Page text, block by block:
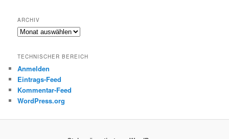
ARCHIV
Archiv
TECHNISCHER BEREICH
Anmelden
Eintrags-Feed
Kommentar-Feed
WordPress.org